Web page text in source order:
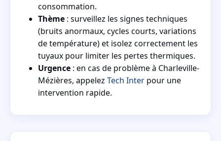
consommation.
Thème : surveillez les signes techniques
(bruits anormaux, cycles courts, variations
de température) et isolez correctement les
tuyaux pour limiter les pertes thermiques.
Urgence : en cas de problème à Charleville-
Mézières, appelez Tech Inter pour une
intervention rapide.